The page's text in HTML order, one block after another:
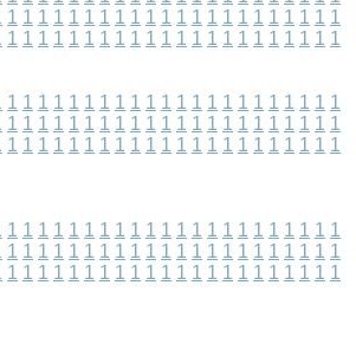
1 1 1 1 1 1 1 1 1 1 1 1 1 1 1 1 1 1 1 1 1 1
1 1 1 1 1 1 1 1 1 1 1 1 1 1 1 1 1 1 1 1 1 1
1 1 1 1 1 1 1 1 1 1 1 1 1 1 1 1 1 1 1 1 1 1
1 1 1 1 1 1 1 1 1 1 1 1 1 1 1 1 1 1 1 1 1 1
1 1 1 1 1 1 1 1 1 1 1 1 1 1 1 1 1 1 1 1 1 1
1 1 1 1 1 1 1 1 1 1 1 1 1 1 1 1 1 1 1 1 1 1
1 1 1 1 1 1 1 1 1 1 1 1 1 1 1 1 1 1 1 1 1 1
1 1 1 1 1 1 1 1 1 1 1 1 1 1 1 1 1 1 1 1 1 1